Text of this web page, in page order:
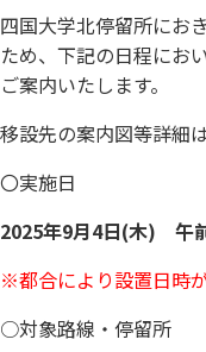
採用情報
お忘れ物のお問い合わせ
よくあるご質問
お問い合わせ
四国大学北停留所にお
ため、下記の日程にお
ご案内いたします。
移設先の案内図等詳細
〇実施日
2025年9月4日(木) 午
※都合により設置日時
○対象路線・停留所